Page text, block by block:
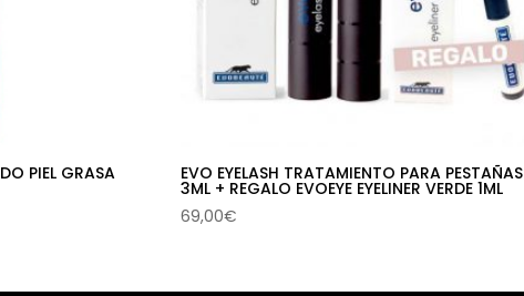
PIEL GRASA EVO EYELASH TRATAMIENTO PARA PESTAÑAS
3ML + REGALO EVOEYE EYELINER VERDE 1ML
69,00€